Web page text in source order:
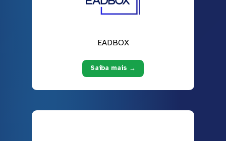
EADBOX
Saiba mais →